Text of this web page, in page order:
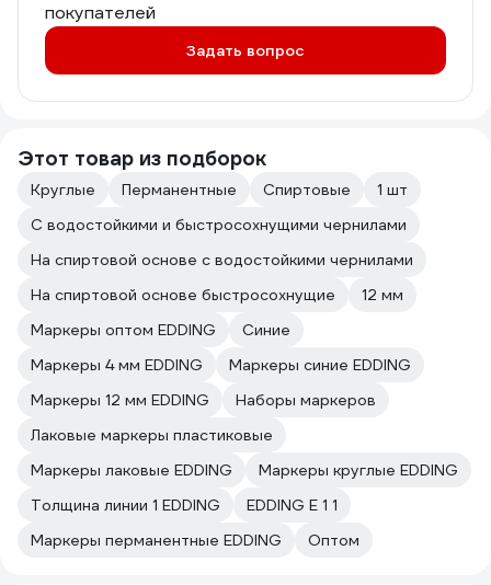
покупателей
Задать вопрос
Этот товар из подборок
Круглые Перманентные Спиртовые
1 шт
С водостойкими и быстросохнущими чернилами
На спиртовой основе с водостойкими чернилами
На спиртовой основе быстросохнущие
12 мм
Маркеры оптом EDDING
Синие
Маркеры 4 мм EDDING
Маркеры синие EDDING
Маркеры 12 мм EDDING
Наборы маркеров
Лаковые маркеры пластиковые
Маркеры лаковые EDDING
Маркеры круглые EDDING
Толщина линии 1 EDDING
EDDING E 1 1
Маркеры перманентные EDDING
Оптом